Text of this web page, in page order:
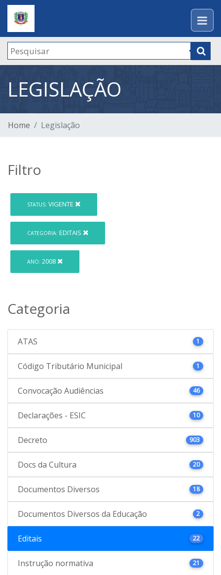
LEGISLAÇÃO
Home Legislação
Filtro
STATUS: VIGENTE
CATEGORIA: EDITAIS
ANO: 2008
Categoria
ATAS 1
Código Tributário Municipal 1
Convocação Audiências 46
Declarações - ESIC 10
Decreto 903
Docs da Cultura 20
Documentos Diversos 18
Documentos Diversos da Educação 2
Editais 22
Instrução normativa 21